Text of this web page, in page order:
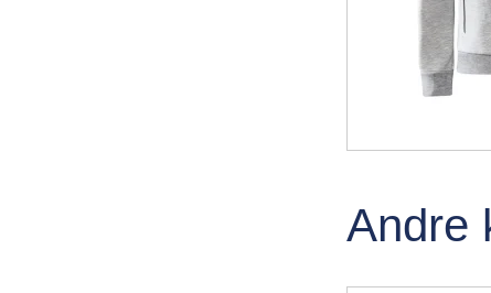
Andre